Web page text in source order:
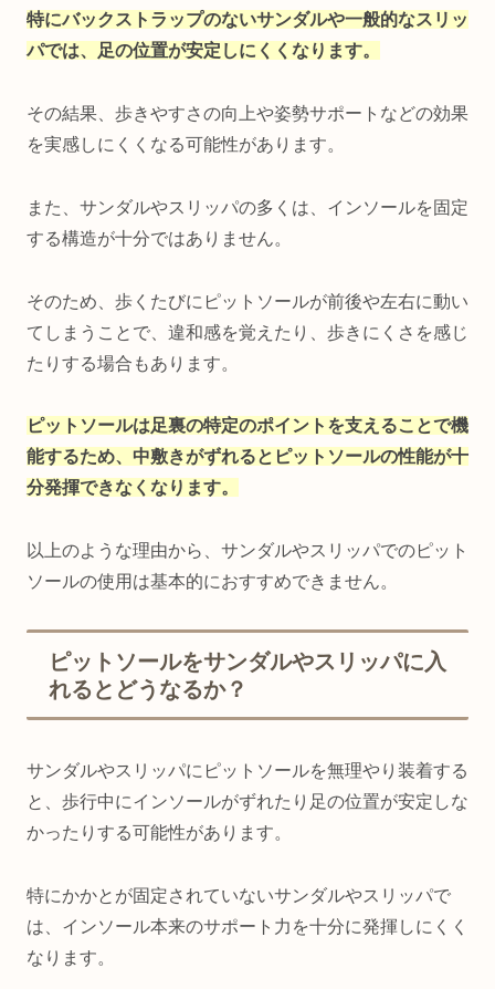
特にバックストラップのないサンダルや一般的なスリッ
パでは、足の位置が安定しにくくなります。
その結果、歩きやすさの向上や姿勢サポートなどの効果
を実感しにくくなる可能性があります。
また、サンダルやスリッパの多くは、インソールを固定
する構造が十分ではありません。
そのため、歩くたびにピットソールが前後や左右に動い
てしまうことで、違和感を覚えたり、歩きにくさを感じ
たりする場合もあります。
ピットソールは足裏の特定のポイントを支えることで機
能するため、中敷きがずれるとピットソールの性能が十
分発揮できなくなります。
以上のような理由から、サンダルやスリッパでのピット
ソールの使用は基本的におすすめできません。
ピットソールをサンダルやスリッパに入
れるとどうなるか？
サンダルやスリッパにピットソールを無理やり装着する
と、歩行中にインソールがずれたり足の位置が安定しな
かったりする可能性があります。
特にかかとが固定されていないサンダルやスリッパで
は、インソール本来のサポート力を十分に発揮しにくく
なります。